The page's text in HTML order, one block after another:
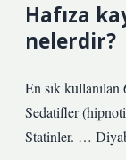
Hafıza
nelerdir?
En sık
Sedatifler
Statinler. …